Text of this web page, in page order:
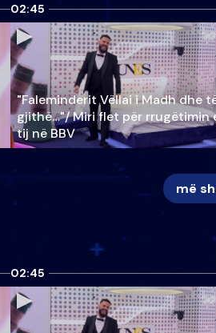
02:45
"Faleminderit Vëllai i Madh dhe
gjithë…"/ Miri flet për rrugëtimin
tij në BBV
më
02:45